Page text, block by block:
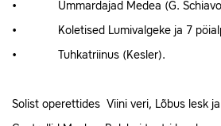
• Ümmardajad Medea (G.
• Koletised Lumivalgeke ja 7
• Tuhkatriinus (Kesler).
Solist operettides Viini veri, Lõbus lesk